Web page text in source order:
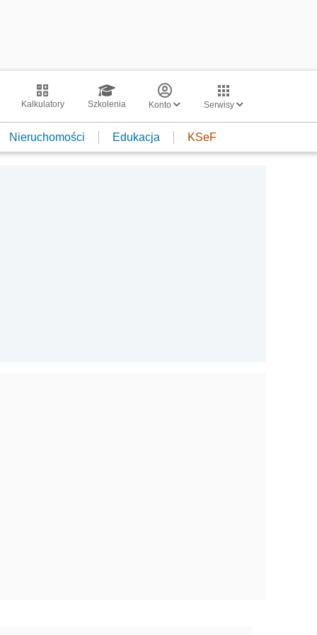
Kalkulatory Szkolenia Konto Serwisy
Nieruchomości Edukacja KSeF